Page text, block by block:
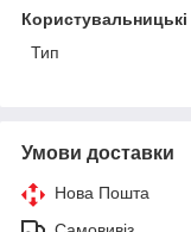
Тип
Умови доставки
Нова Пошта